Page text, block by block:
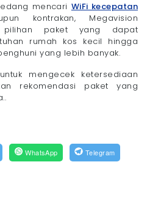
mencari WiFi kecepatan
kontrakan, Megavision
pilihan paket yang dapat
rumah kos kecil hingga
yang lebih banyak.
mengecek ketersediaan
rekomendasi paket yang
WhatsApp Telegram